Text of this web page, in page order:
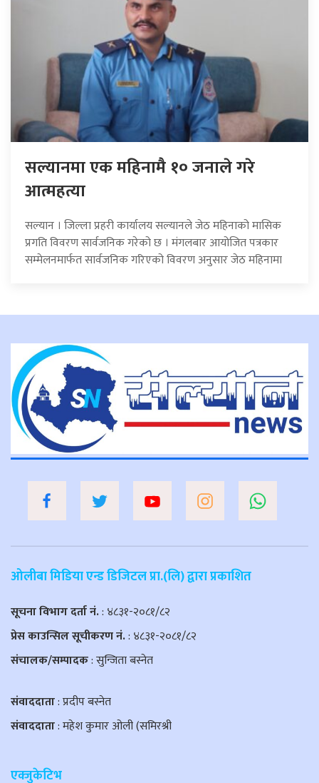
सल्यानमा एक महिनामै १० जनाले गरे
आत्महत्या
सल्यान । जिल्ला प्रहरी कार्यालय सल्यानले जेठ महिनाको मासिक
प्रगति विवरण सार्वजनिक गरेको छ । मंगलबार आयोजित पत्रकार
सम्मेलनमार्फत सार्वजनिक गरिएको विवरण अनुसार जेठ महिनामा
ओलीबा मिडिया एन्ड डिजिटल प्रा.(लि) द्वारा प्रकाशित
सूचना विभाग दर्ता नं.: ४८३१-२०८१/८२
प्रेस काउन्सिल सूचीकरण नं.: ४८३१-२०८१/८२
संचालक/सम्पादक: सुन्जिता बस्नेत
संवाददाता: प्रदीप बस्नेत
संवाददाता: महेश कुमार ओली (समिरश्री
एक्जुकेटिभ